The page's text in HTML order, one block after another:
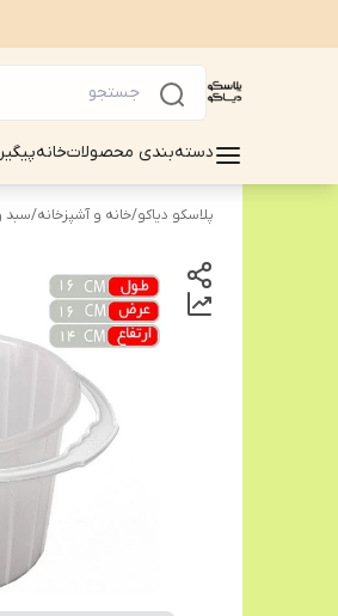
دسته‌بندی محصولاتخانه
پلاسکو دیاکو/خانه و آشپزخانه/سبد